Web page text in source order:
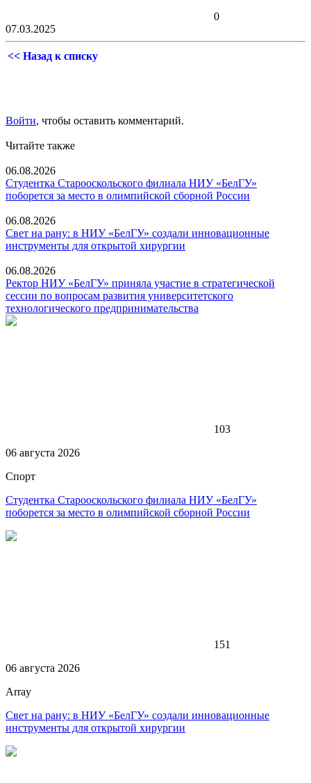
0
07.03.2025
<< Назад к списку
Войти, чтобы оставить комментарий.
Читайте также
06.08.2026
Студентка Старооскольского филиала НИУ «БелГУ»
поборется за место в олимпийской сборной России
06.08.2026
Свет на рану: в НИУ «БелГУ» создали инновационные
инструменты для открытой хирургии
06.08.2026
Ректор НИУ «БелГУ» приняла участие в стратегической
сессии по вопросам развития университетского
технологического предпринимательства
103
06 августа 2026
Спорт
Студентка Старооскольского филиала НИУ «БелГУ»
поборется за место в олимпийской сборной России
151
06 августа 2026
Array
Свет на рану: в НИУ «БелГУ» создали инновационные
инструменты для открытой хирургии